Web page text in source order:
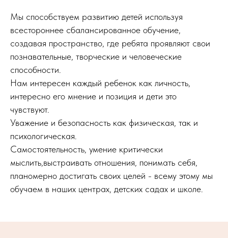
Мы способствуем развитию детей используя
всестороннее сбалансированное обучение,
создавая пространство, где ребята проявляют свои
познавательные, творческие и человеческие
способности.
Нам интересен каждый ребенок как личность,
интересно его мнение и позиция и дети это
чувствуют.
Уважение и безопасность как физическая, так и
психологическая.
Самостоятельность, умение критически
мыслить,выстраивать отношения, понимать себя,
планомерно достигать своих целей - всему этому мы
обучаем в наших центрах, детских садах и школе.